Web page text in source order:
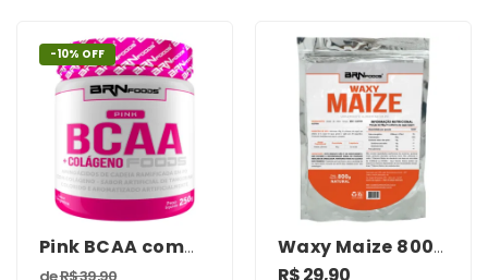
-10% OFF
Pink BCAA com
Colágeno 250g –
Waxy Maize 800g
– BRNFOODS